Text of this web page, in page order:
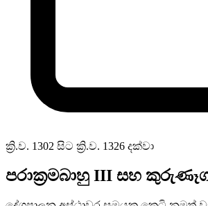
ක්‍රි.ව. 1302 සිට ක්‍රි.ව. 1326 දක්වා
පරාක්‍රමබාහු III සහ